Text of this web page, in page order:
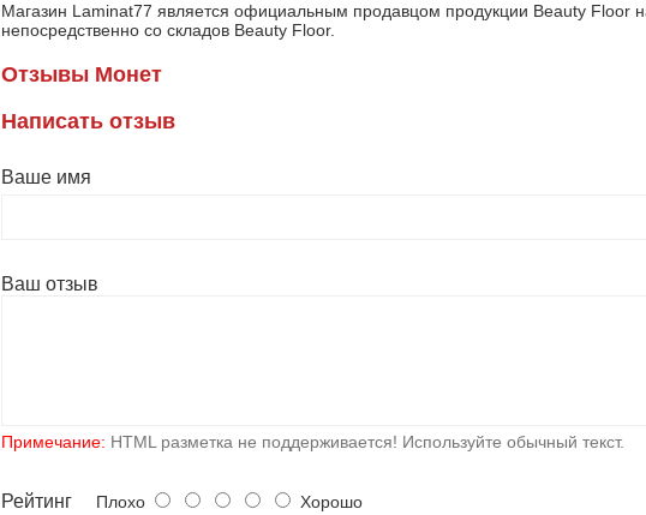
Магазин Laminat77 является официальным продавцом продукции Beauty Floor
непосредственно со складов Beauty Floor.
Отзывы Монет
Написать отзыв
Ваше имя
Ваш отзыв
Примечание: HTML разметка не поддерживается! Используйте обычный текст.
Рейтинг Плохо Хорошо